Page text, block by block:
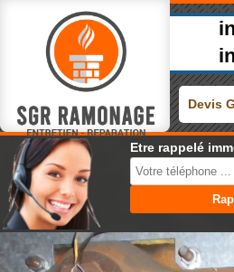
Devis
Etre rappelé